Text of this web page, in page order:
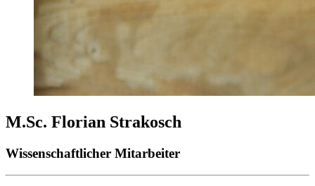
M.Sc. Florian Strakosch
Wissenschaftlicher Mitarbeiter